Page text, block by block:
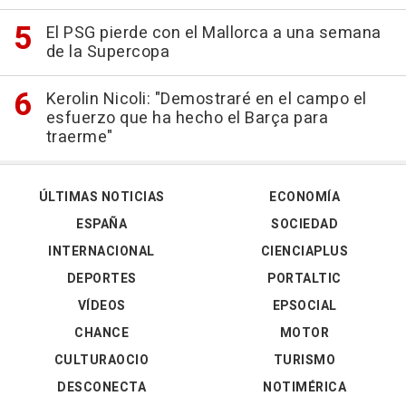
El PSG pierde con el Mallorca a una semana
de la Supercopa
Kerolin Nicoli: "Demostraré en el campo el
esfuerzo que ha hecho el Barça para
traerme"
ÚLTIMAS NOTICIAS
ESPAÑA
INTERNACIONAL
DEPORTES
VÍDEOS
ECONOMÍA
SOCIEDAD
CIENCIAPLUS
PORTALTIC
EPSOCIAL
CHANCE
CULTURAOCIO
DESCONECTA
MOTOR
TURISMO
NOTIMÉRICA